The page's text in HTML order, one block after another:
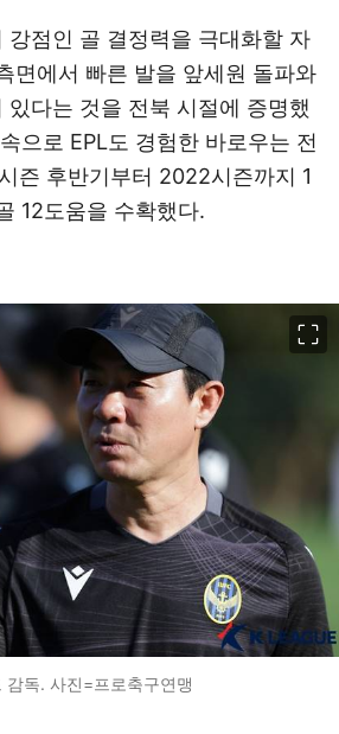
강점인 골 결정력을 극대화할 자
면에서 빠른 발을 앞세원 돌파와
있다는 것을 전북 시절에 증명했
으로 EPL도 경험한 바로우는 전
즌 후반기부터 2022시즌까지 1
12도움을 수확했다.
독. 사진=프로축구연맹